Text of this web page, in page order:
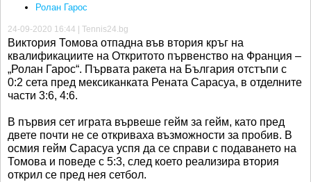
Ролан Гарос
24-09-2020 16:44 | Tennis24.bg
Виктория Томова отпадна във втория кръг на
квалификациите на Откритото първенство на Франция –
„Ролан Гарос“. Първата ракета на България отстъпи с
0:2 сета пред мексиканката Рената Сарасуа, в отделните
части 3:6, 4:6.
В първия сет играта вървеше гейм за гейм, като пред
двете почти не се откриваха възможности за пробив. В
осмия гейм Сарасуа успя да се справи с подаването на
Томова и поведе с 5:3, след което реализира втория
открил се пред нея сетбол.